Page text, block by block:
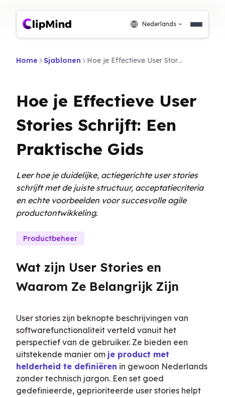
Nederlands
Home Sjablonen Hoe je Effectieve User Stories Schrijft: Een Praktische Gids
Hoe je Effectieve User
Stories Schrijft: Een
Praktische Gids
Leer hoe je duidelijke, actiegerichte user stories
schrijft met de juiste structuur, acceptatiecriteria
en echte voorbeelden voor succesvolle agile
productontwikkeling.
Productbeheer
Wat zijn User Stories en
Waarom Ze Belangrijk Zijn
User stories zijn beknopte beschrijvingen van
softwarefunctionaliteit verteld vanuit het
perspectief van de gebruiker. Ze bieden een
uitstekende manier om je product met
helderheid te definiëren in gewoon Nederlands
zonder technisch jargon. Een set goed
gedefinieerde, geprioriteerde user stories helpt